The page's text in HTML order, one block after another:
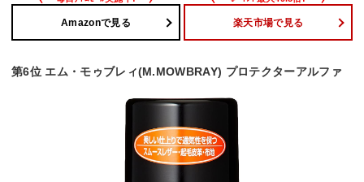
Amazonで見る 楽天市場で見る
第6位 エム・モゥブレィ(M.MOWBRAY) プロテクターアルファ